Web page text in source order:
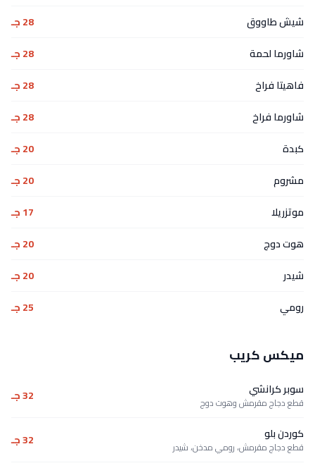
شيش طاووق
28 جـ
شاورما لحمة
28 جـ
فاهيتا فراخ
28 جـ
شاورما فراخ
28 جـ
كبدة
20 جـ
مشروم
20 جـ
موتزريلا
17 جـ
هوت دوج
20 جـ
شيدر
20 جـ
رومي
25 جـ
ميكس كريب
سوبر كرانشي
قطع دجاج مقرمش وهوت دوج 32 جـ
كوردن بلو
قطع دجاج مقرمش، رومي مدخن، شيدر 32 جـ